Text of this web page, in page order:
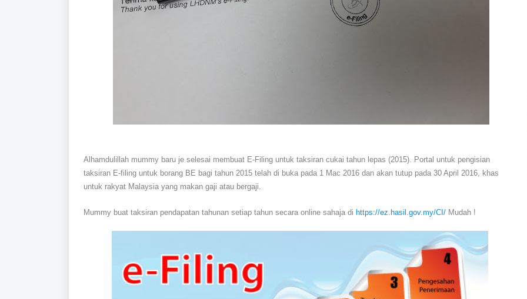
Alhamdulillah mummy baru je selesai membuat E-Filing untuk taksiran cukai tahun lepas (2015). Portal untuk pengisian
taksiran E-filing untuk borang BE bagi tahun 2015 telah di buka pada 1 Mac 2016 dan akan tutup pada 30 April 2016, khas
untuk rakyat Malaysia yang makan gaji atau bergaji.
Mummy buat taksiran pendapatan tahunan setiap tahun secara online sahaja di https://ez.hasil.gov.my/CI/ Mudah !